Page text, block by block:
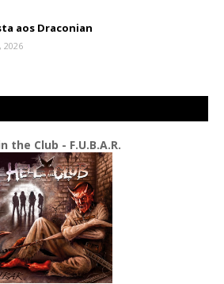
aos Draconian
2026
the Club - F.U.B.A.R.